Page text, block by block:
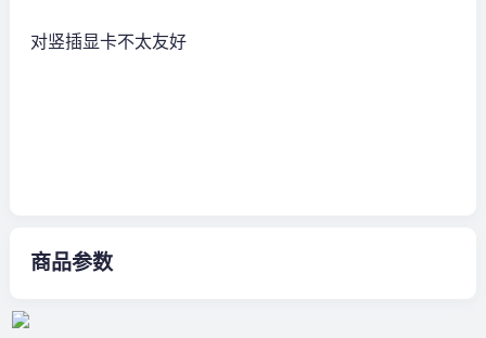
对竖插显卡不太友好
商品参数